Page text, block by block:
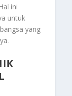
ini
untuk
yang